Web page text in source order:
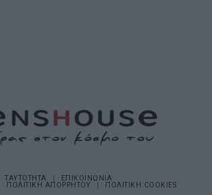
ΤΑΥΤΟΤΗΤΑ
ΕΠΙΚΟΙΝΩΝΙΑ
ΠΟΛΙΤΙΚΗ ΑΠΟΡΡΗΤΟΥ ΠΟΛΙΤΙΚΗ COOKIES